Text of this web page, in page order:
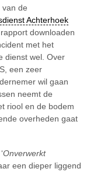
van de
Achterhoek
downloaden
met het
dienst wel. Over
een zeer
wil gaan
neemt de
riool en de bodem
overheden gaat
Onverwerkt
een dieper liggend